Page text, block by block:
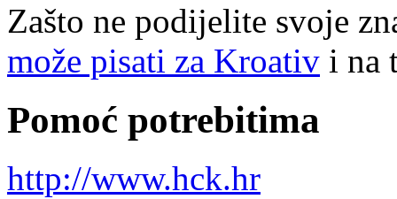
Zašto ne podijelite svoje
može pisati za Kroativ i na
Pomoć potrebitima
http://www.hck.hr